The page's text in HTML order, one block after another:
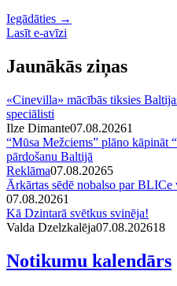
Iegādāties →
Lasīt e-avīzi
Jaunākās ziņas
«Cinevilla» mācībās tiksies
speciālisti
Ilze Dimante07.08.20261
“Mūsa Mežciems” plāno kāpināt
pārdošanu Baltijā
Reklāma07.08.20265
Ārkārtas sēdē nobalso par BLICe
07.08.20261
Kā Dzintarā svētkus svinēja!
Valda Dzelzkalēja07.08.202618
Notikumu kalendārs